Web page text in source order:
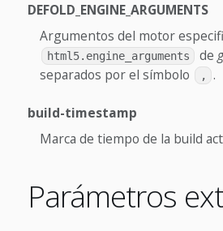
DEFOLD_ENGINE_ARGUMENTS
Argumentos del motor
html5.engine_arguments de
separados por el símbolo
, .
build-timestamp
Marca de tiempo de la build
Parámetros